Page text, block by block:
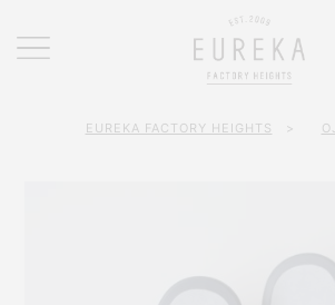
EUREKA FACTORY HEIGHTS >